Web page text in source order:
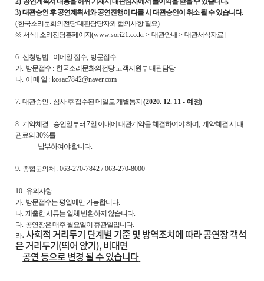
3)대관승인 후 공연계획서와 공연진행이 다를 시 대관승인이 취소 될 수 있습니다.
(한국소리문화의전당 대관담당자와 협의사항 필요)
※서식 [소리전당홈페이지(www.sori21.co.kr>대관안내>대관서식자료]
6.신청방법 : 이메일 접수, 방문접수
가. 방문접수 : 한국소리문화의전당 고객지원부 대관담당
나. 이 메 일 : kosac7842@naver.com
7.대관승인 : 심사 후 접수된 메일로 개별통지(2020. 12. 11 -예정)
8.계약체결 : 승인일부터7일 이내에 대관계약을 체결하여야 하며,계약체결 시 대
관료의30%를
납부하여야 합니다.
9. 종합문의처 : 063-270-7842 / 063-270-8000
10. 유의사항
가. 방문접수는 평일에만 가능합니다.
나.제출한 서류는 일체 반환하지 않습니다.
다. 공연장은 매주 월요일이 휴관일입니다.
라.사회적 거리두기 단계별 기준 및 방역조치에 따라 공연장 객석
은 거리두기(띄어 앉기), 비대면
공연등으로 변경 될 수 있습니다.